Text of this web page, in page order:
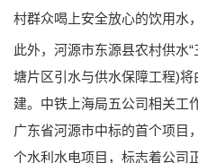
村群众喝上安全放心的饮用水
此外，河源市东源县农村供水
塘片区引水与供水保障工程)
建。中铁上海局五公司相关工
广东省河源市中标的首个项目
个水利水电项目，标志着公司